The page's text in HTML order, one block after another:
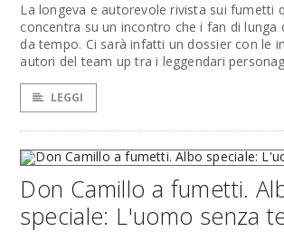
La longeva e autorevole rivista sui fumetti
concentra su un incontro che i fan di lunga
da tempo. Ci sarà infatti un dossier con le
autori del team up tra i leggendari
LEGGI
Don Camillo a fumetti.
speciale: L'uomo senza